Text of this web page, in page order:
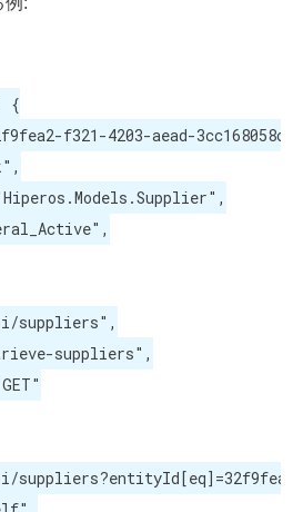
{
f321-4203-aead-
suppliers",
suppliers",